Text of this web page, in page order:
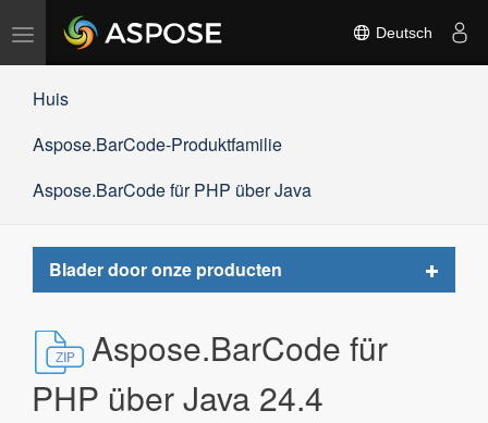
Navigation
umschalten
Deutsch
Huis
Aspose.BarCode-Produktfamilie
Aspose.BarCode für PHP über Java
Blader door onze producten
Toggle
Aspose.BarCode für
PHP über Java 24.4